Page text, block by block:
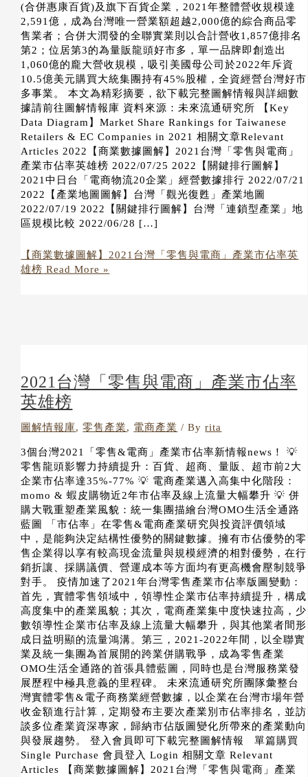
(合併惠康百貨)及旗下百貨企業，2021年整體營收規模達
2,591億，成為台灣唯一營業額超越2,000億的綜合商品零
售業者；合併大潤發的全聯實業則以合計營收1,857億排名
第2；位居第3的為量販龍頭好市多，單一品牌即創造出
1,060億的龐大營收規模，吸引美國母公司於2022年斥資
10.5億美元購買大統集團持有45%股權，全資經營台灣好市
多事業。 本文為精彩摘要，欲下載完整圖解情報與詳細數
據請前往圖解情報庫 資料來源：未來流通研究所 【Key
Data Diagram】Market Share Rankings for Taiwanese
Retailers & EC Companies in 2021 相關文章Relevant
Articles 2022【商業數據圖解】2021台灣「零售與電商」
產業市佔率英雄榜 2022/07/25 2022【關鍵排行圖解】
2021中日台「電商物流20企業」經營數據排行 2022/07/21
2022【產業地圖圖解】台灣「觀光復甦」產業地圖
2022/07/19 2022【關鍵排行圖解】台灣「連鎖型產業」地
區規模比較 2022/06/28 […]
【商業數據圖解】2021台灣「零售與電商」產業市佔率英
雄榜 Read More »
2021台灣「零售與電商」產業市佔率
英雄榜
圖解情報庫,零售產業, 電商產業 / Byrita
3個台灣2021「零售&電商」產業市佔率新情報news！ 💡
零售龍頭影響力持續提升：百貨、超商、量販、超市前2大
企業市佔率達35%-77% 💡 電商產業邁入高集中化階段：
momo & 蝦皮購物近2年市佔率及線上流量大幅攀升 💡 併
購大戰重塑產業風貌：統一集團描繪台灣OMO生活全通路
藍圖 「市佔率」在零售&電商產業研究與投資評價領域
中，是能夠決定結構性優勢的關鍵數據。擁有市佔優勢的零
售企業得以享有較高現金流量與規模經濟的相對優勢，在行
銷折讓、採購議價、營運成本等方面均有更高機會壓制競爭
對手。 疫情加速了2021年台灣零售產業市佔率版圖變動：
首先，實體零售領域中，領導性企業市佔率持續提升，構成
高度集中的產業風貌；其次，電商產業集中度快速拉高，少
數領導性企業市佔率及線上流量大幅攀升，與其他業者間形
成日益明顯的流量鴻溝。第三，2021-2022年間，以全聯實
業及統一集團為首展開的跨業併購戰爭，成為零售產業
OMO生活全通路的首張具體藍圖，同時也是台灣服務業發
展歷程中極具意義的里程碑。 未來流通研究所團隊彙整台
灣實體零售&電子商務業經營數據，以企業在台灣市場年營
收金額進行計算，定期發布主要次產業別市佔率排名，並訪
談多位產業資深專家，歸納市佔版圖變化所帶來的產業動向
與發展趨勢。 登入會員即可下載完整圖解情報 單篇購買
Single Purchase 會員登入 Login 相關文章 Relevant
Articles 【商業數據圖解】2021台灣「零售與電商」產業